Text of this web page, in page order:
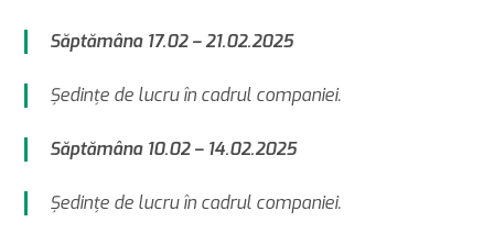
Săptămâna 17.02 – 21.02.2025
Şedinţe de lucru în cadrul companiei.
Săptămâna 10.02 – 14.02.2025
Şedinţe de lucru în cadrul companiei.